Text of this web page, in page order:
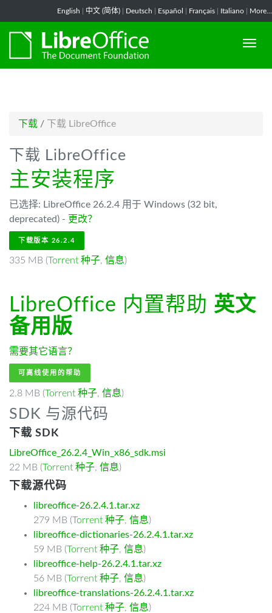
English 中文 (简体) Deutsch Español Français Italiano More...
下载 / 下载 LibreOffice
下载 LibreOffice
主安装程序
已选择: LibreOffice 26.2.4 用于 Windows (32 bit,
deprecated) - 更改？
下载版本 26.2.4
335 MB (Torrent 种子, 信息)
LibreOffice 内置帮助 英文
备用版
需要其它语言？
可离线使用的帮助
2.8 MB (Torrent 种子, 信息)
SDK 与源代码
下载 SDK
LibreOffice_26.2.4_Win_x86_sdk.msi
22 MB (Torrent 种子, 信息)
下载源代码
libreoffice-26.2.4.1.tar.xz
279 MB (Torrent 种子, 信息)
libreoffice-dictionaries-26.2.4.1.tar.xz
59 MB (Torrent 种子, 信息)
libreoffice-help-26.2.4.1.tar.xz
56 MB (Torrent 种子, 信息)
libreoffice-translations-26.2.4.1.tar.xz
224 MB (Torrent 种子, 信息)